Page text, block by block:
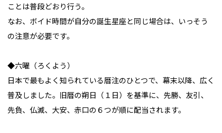
ことは普段どおり行う。
なお、ボイド時間が自分の誕生星座と同じ場合は、いっそう
の注意が必要です。
◆六曜（ろくよう）
日本で最もよく知られている暦注のひとつで、幕末以降、広く
普及しました。旧暦の朔日（１日）を基準に、先勝、友引、
先負、仏滅、大安、赤口の６つが順に配当されます。